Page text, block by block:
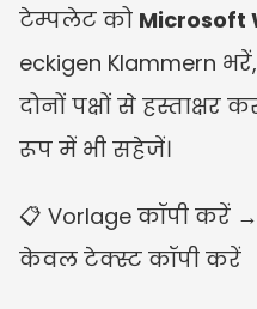
टेम्पलेट को Microsoft
eckigen Klammern
दोनों पक्षों से हस्ताक्षर
रूप में भी सहेजें।
📋 Vorlage कॉपी करें
केवल टेक्स्ट कॉपी करें